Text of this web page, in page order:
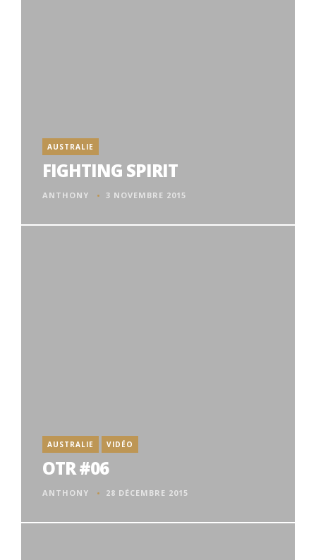
AUSTRALIE
FIGHTING SPIRIT
ANTHONY 3 NOVEMBRE 2015
AUSTRALIE VIDÉO
OTR #06
ANTHONY 28 DÉCEMBRE 2015